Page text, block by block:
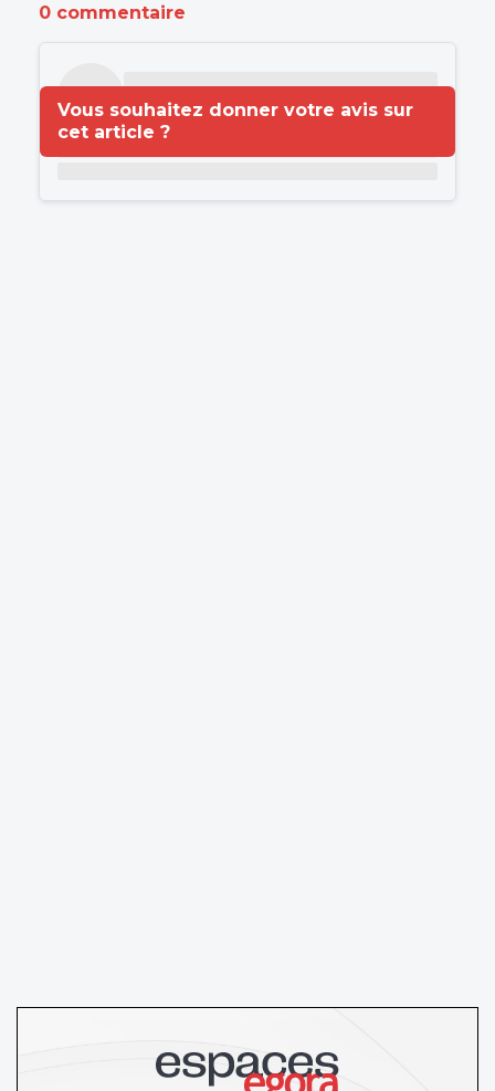
0 commentaire
Vous souhaitez donner votre avis sur
cet article ?